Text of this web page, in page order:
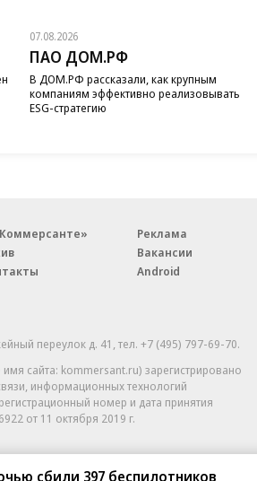
07.08.2026
ПАО ДОМ.РФ
В ДОМ.РФ рассказали, как крупным
компаниям эффективно реализовывать
ESG-стратегию
сбили 397 беспилотников
Реклама
Вакансии
Android
переулок д. 41,тел. +7 (495) 797-69-70.
сайта: kommersant.ru) зарегистрировано
информационных технологий
номер и дата принятия
от 11 октября 2019 г.